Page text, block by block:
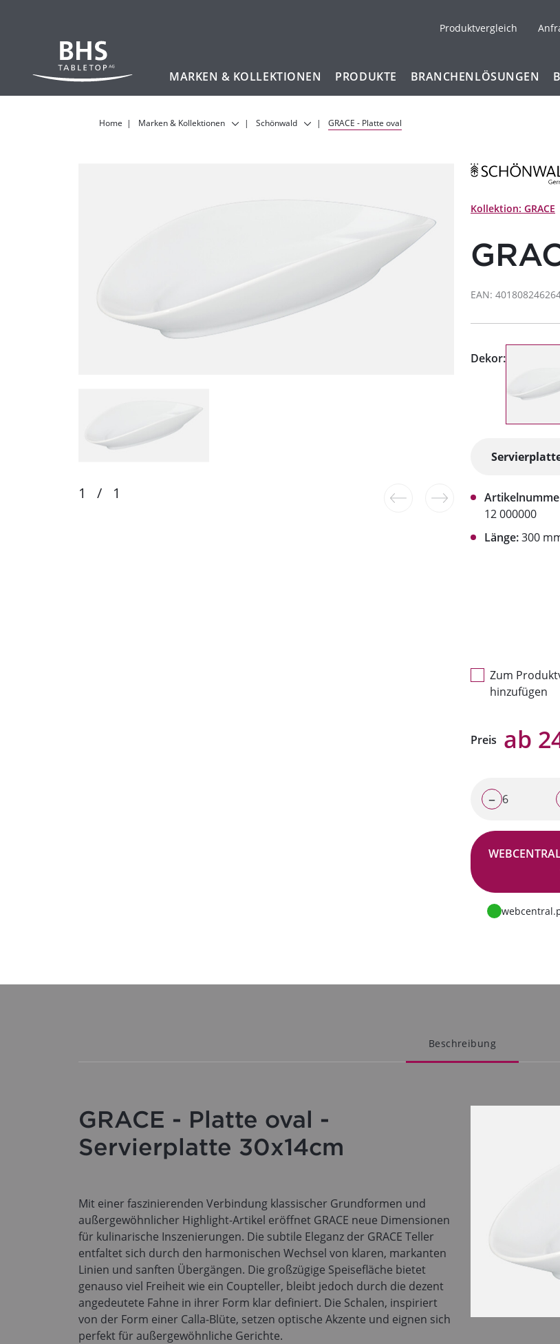
Produktvergleich
MARKEN & KOLLEKTIONEN PRODUKTE BRANCHENLÖSUNGEN
Home Marken & Kollektionen Schönwald GRACE - Platte oval
Kollektion: GRACE
EAN:
Dekor:
12 000000
Länge:300
Zum
hinzufügen
Preis ab
–
Zur Anfrage
Beschreibung
GRACE - Platte oval -
Servierplatte 30x14cm
Mit einer faszinierenden Verbindung klassischer Grundformen und
außergewöhnlicher Highlight-Artikel eröffnet GRACE neue Dimensionen
für kulinarische Inszenierungen. Die subtile Eleganz der GRACE Teller
entfaltet sich durch den harmonischen Wechsel von klaren, markanten
Linien und sanften Übergängen. Die großzügige Speisefläche bietet
genauso viel Freiheit wie ein Coupteller, bleibt jedoch durch die dezent
angedeutete Fahne in ihrer Form klar definiert. Die Schalen, inspiriert
von der Form einer Calla-Blüte, setzen optische Akzente und eignen sich
perfekt für außergewöhnliche Gerichte.